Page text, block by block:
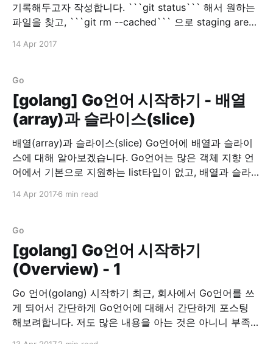
기록해두고자 작성합니다. ```git status``` 해서 원하는
파일을 찾고, ```git rm --cached``` 으로 staging area
지지 않습니다.
14 Apr 2017
Go
[golang] Go언어 시작하기 - 배열
(array)과 슬라이스(slice)
배열(array)과 슬라이스(slice) Go언어에 배열과 슬라이
스에 대해 알아보겠습니다. Go언어는 많은 객체 지향 언
어에서 기본으로 지원하는 list타입이 없고, 배열과 슬라이
를 선언하고, 타입(type) 뒤에 초기화 할 값을 넣어줍니
[...]int{1,2,
14 Apr 20176 min read
Go
[golang] Go언어 시작하기
(Overview) - 1
Go 언어(golang) 시작하기 최근, 회사에서 Go언어를 쓰
게 되어서 간단하게 Go언어에 대해서 간단하게 포스팅
해보려합니다. 저도 많은 내용을 아는 것은 아니니 부족한